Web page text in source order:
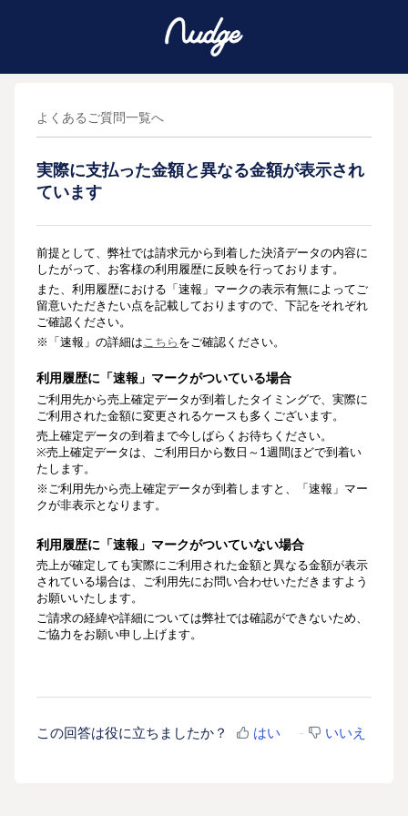
よくあるご質問一覧へ
実際に支払った金額と異なる金額が表示され
ています
前提として、弊社では請求元から到着した決済データの内容に
したがって、お客様の利用履歴に反映を行っております。
また、利用履歴における「速報」マークの表示有無によってご
留意いただきたい点を記載しておりますので、下記をそれぞれ
ご確認ください。
※「速報」の詳細は こちらをご確認ください。
利用履歴に「速報」マークがついている場合
ご利用先から売上確定データが到着したタイミングで、実際に
ご利用された金額に変更されるケースも多くございます。
売上確定データの到着まで今しばらくお待ちください。
※売上確定データは、ご利用日から数日～1週間ほどで到着い
たします。
※ご利用先から売上確定データが到着しますと、「速報」マー
クが非表示となります。
利用履歴に「速報」マークがついていない場合
売上が確定しても実際にご利用された金額と異なる金額が表示
されている場合は、ご利用先にお問い合わせいただきますよう
お願いいたします。
ご請求の経緯や詳細については弊社では確認ができないため、
ご協力をお願い申し上げます。
この回答は役に立ちましたか？ はい いいえ